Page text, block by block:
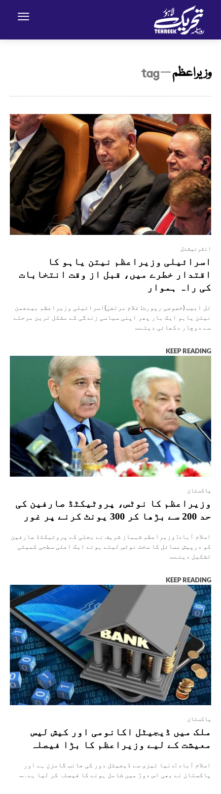
وزیراعظم─ tag
انٹرنیشنل
اسرائیلی وزیراعظم نیتن یاہو کا
اقتدار خطرے میں، قبل از وقت انتخابات
کی راہ ہموار
تل ابیب (خصوصی رپورٹ: غلام مرتضیٰ)اسرائیلی وزیراعظم بینجمن
نیتن یاہو ایک بار پھر اپنی سیاسی زندگی کے مشکل ترین مرحلے
سے دوچار دکھائی دیتے...
KEEP READING
پاکستان
وزیراعظم کا نوٹس، پروٹیکٹڈ صارفین کی
حد 200 سے بڑھا کر 300 یونٹ کرنے پر غور
اسلام آباد: وزیراعظم شہباز شریف نے بجلی کے پروٹیکٹڈ صارفین
کو درپیش مسائل کا سخت نوٹس لیتے ہوئے ایک اعلیٰ سطحی کمیٹی
تشکیل دینے...
KEEP READING
پاکستان
ملک میں ڈیجیٹل اکانومی اور کیش لیس
معیشت کے لیے وزیراعظم کا بڑا فیصلہ
اسلام آباد :دنیا تیزی سے ڈیجیٹل دور کی جانب گامزن ہے اور
پاکستان نے بھی اس دوڑ میں شامل ہونے کا فیصلہ کر لیا ہے۔...